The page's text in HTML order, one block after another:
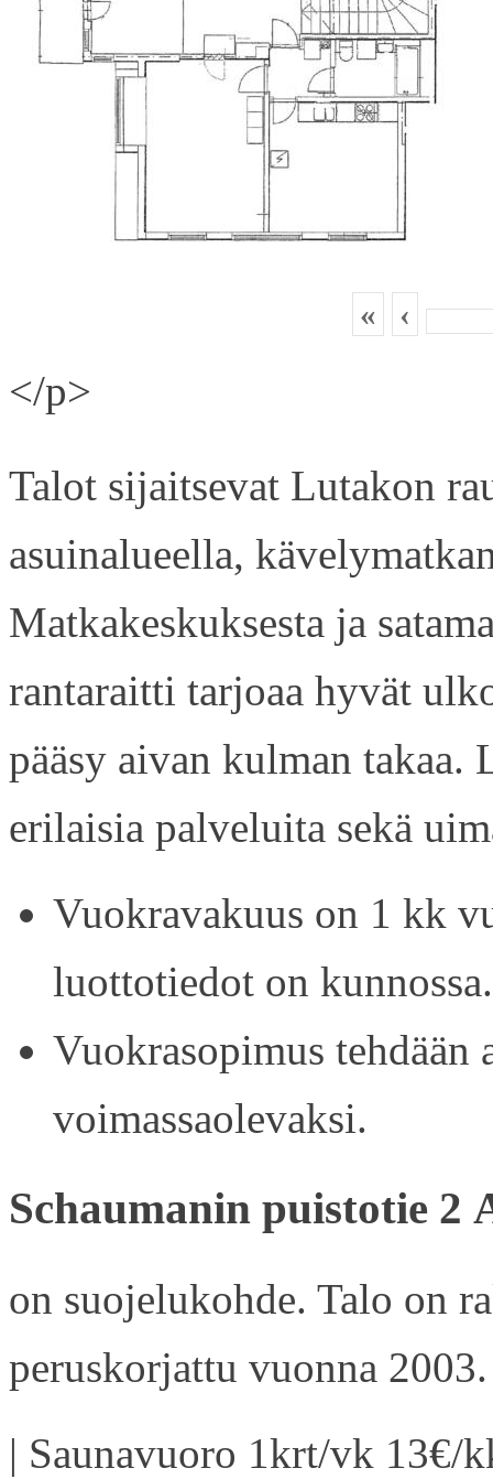
« ‹
</p>
Talot sijaitsevat Lutakon
asuinalueella,
Matkakeskuksesta ja
rantaraitti tarjoaa hyvät
pääsy aivan kulman
erilaisia palveluita sekä
Vuokravakuus on 1 kk
luottotiedot on kunnossa.
Vuokrasopimus tehdään
voimassaolevaksi.
Schaumanin puistotie 2
on suojelukohde. Talo on
peruskorjattu vuonna 2003.
| Saunavuoro 1krt/vk 13€/